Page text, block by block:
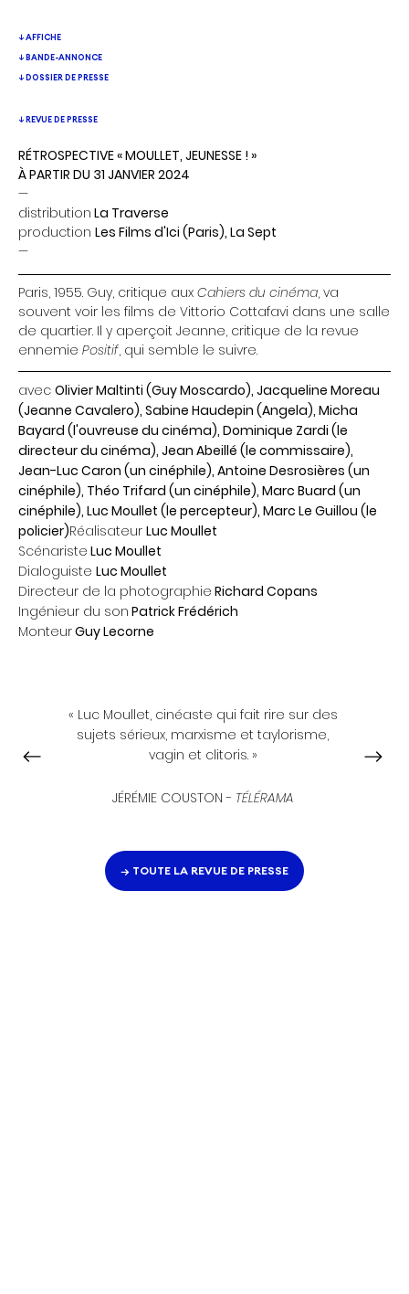
« Luc Moullet, cinéaste qui fait rire sur des
sujets sérieux, marxisme et taylorisme,
vagin et clitoris. »
JÉRÉMIE COUSTON - TÉLÉRAMA
↓ AFFICHE
↓ BANDE-ANNONCE
↓ DOSSIER DE PRESSE
↓ REVUE DE PRESSE
RÉTROSPECTIVE « MOULLET, JEUNESSE ! »
À PARTIR DU 31 JANVIER 2024
—
distribution La Traverse
productionLes Films d'Ici (Paris), La Sept
—
Paris, 1955. Guy, critique auxCahiers du cinéma, va
souvent voir les films de Vittorio Cottafavi dans une salle
de quartier. Il y aperçoit Jeanne, critique de la revue
ennemiePositif, qui semble le suivre.
avecOlivier Maltinti (Guy Moscardo), Jacqueline Moreau
(Jeanne Cavalero), Sabine Haudepin (Angela), Micha
Bayard (l'ouvreuse du cinéma), Dominique Zardi (le
directeur du cinéma), Jean Abeillé (le commissaire),
Jean-Luc Caron (un cinéphile), Antoine Desrosières (un
cinéphile), Théo Trifard (un cinéphile), Marc Buard (un
cinéphile), Luc Moullet (le percepteur), Marc Le Guillou (le
policier)RéalisateurLuc Moullet
Scénariste Luc Moullet
DialoguisteLuc Moullet
Directeur de la photographie Richard Copans
Ingénieur du son Patrick Frédérich
MonteurGuy Lecorne
→ TOUTE LA REVUE DE PRESSE